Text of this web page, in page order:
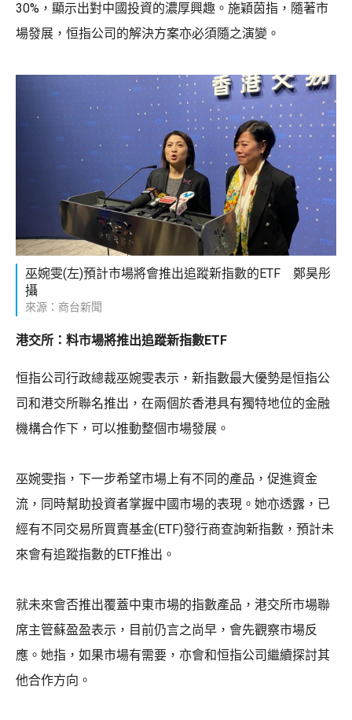
30%，顯示出對中國投資的濃厚興趣。施穎茵指，隨著市
場發展，恒指公司的解決方案亦必須隨之演變。
巫婉雯(左)預計市場將會推出追蹤新指數的ETF 鄭昊彤
攝
來源：商台新聞
港交所：料市場將推出追蹤新指數ETF
恒指公司行政總裁巫婉雯表示，新指數最大優勢是恒指公
司和港交所聯名推出，在兩個於香港具有獨特地位的金融
機構合作下，可以推動整個市場發展。
巫婉雯指，下一步希望市場上有不同的產品，促進資金
流，同時幫助投資者掌握中國市場的表現。她亦透露，已
經有不同交易所買賣基金(ETF)發行商查詢新指數，預計未
來會有追蹤指數的ETF推出。
就未來會否推出覆蓋中東市場的指數產品，港交所市場聯
席主管蘇盈盈表示，目前仍言之尚早，會先觀察市場反
應。她指，如果市場有需要，亦會和恒指公司繼續探討其
他合作方向。